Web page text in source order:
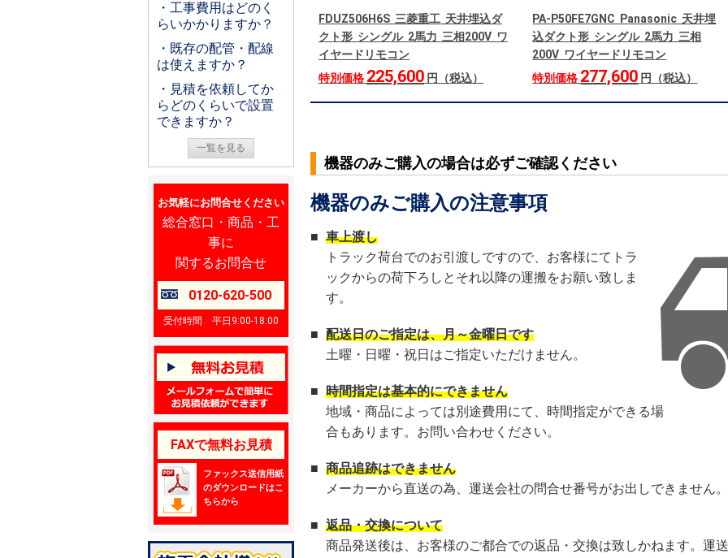
・工事費用はどのく
らいかかりますか？
・既存の配管・配線
は使えますか？
・見積を依頼してか
らどのくらいで設置
できますか？
一覧を見る
お気軽にお問合せください
総合窓口・商品・工
事に
関するお問合せ
0120-620-500
受付時間 平日9:00-18:00
FAXで無料お見積
ファックス送信用紙
のダウンロードはこ
ちらから
FDUZ506H6S 三菱重工 天井埋込ダ
クト形 シングル 2馬力 三相200V ワ
イヤードリモコン
特別価格 225,600 円（税込）
PA-P50FE7GNC Panasonic 天井埋
込ダクト形 シングル 2馬力 三相
200V ワイヤードリモコン
特別価格 277,600 円（税込）
機器のみご購入の場合は必ずご確認ください
機器のみご購入の注意事項
■ 車上渡し
トラック荷台でのお引渡しですので、お客様にてトラ
ックからの荷下ろしとそれ以降の運搬をお願い致しま
す。
■ 配送日のご指定は、月～金曜日です
土曜・日曜・祝日はご指定いただけません。
■ 時間指定は基本的にできません
地域・商品によっては別途費用にて、時間指定ができる場
合もあります。お問い合わせください。
■ 商品追跡はできません
メーカーから直送の為、運送会社の問合せ番号がお出しできません
■ 返品・交換について
商品発送後は、お客様のご都合での返品・交換は致しかねます。運